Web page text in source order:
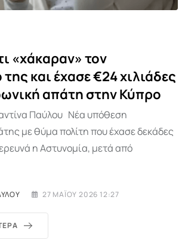
«χάκαραν» τον
και έχασε €24 χιλιάδες
απάτη στην Κύπρο
Παύλου Νέα υπόθεση
με θύμα πολίτη που έχασε δεκάδες
η Αστυνομία, μετά από
27 ΜΑΪ́ΟΥ 2026 12:27